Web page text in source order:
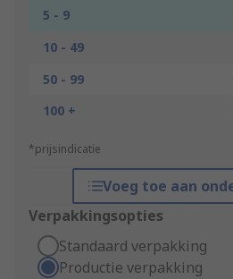
5 - 9
10 - 49
50 - 99
100 +
*prijsindicatie
Voeg toe aan
Verpakkingsopties
Standaard verpakking
Productie verpakking